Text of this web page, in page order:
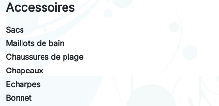
Accessoires
Sacs
Maillots de bain
Chaussures de plage
Chapeaux
Echarpes
Bonnet